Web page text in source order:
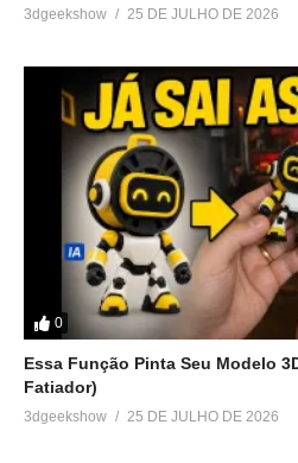
3dgeekshow 25 DE JULHO DE 2026
0
Essa Função Pinta Seu Modelo
Fatiador)
3dgeekshow 25 DE JULHO DE 2026